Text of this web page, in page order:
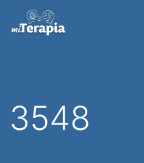
Saltar
3548